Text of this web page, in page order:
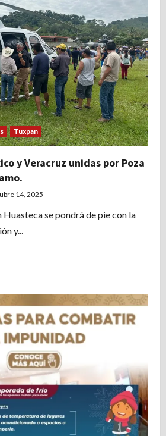
Tuxpan
y Veracruz unidas por Poza
14, 2025
Huasteca se pondrá de pie con la
y...